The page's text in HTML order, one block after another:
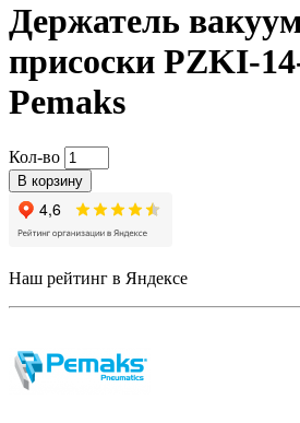
Держатель
присоски PZKI-
Pemaks
Кол-во
В корзину
Наш рейтинг в Яндексе